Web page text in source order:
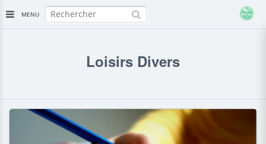
MENU
Loisirs Divers